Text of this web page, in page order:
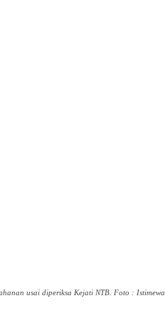
usai diperiksa Kejati NTB. Foto : Istimewa.